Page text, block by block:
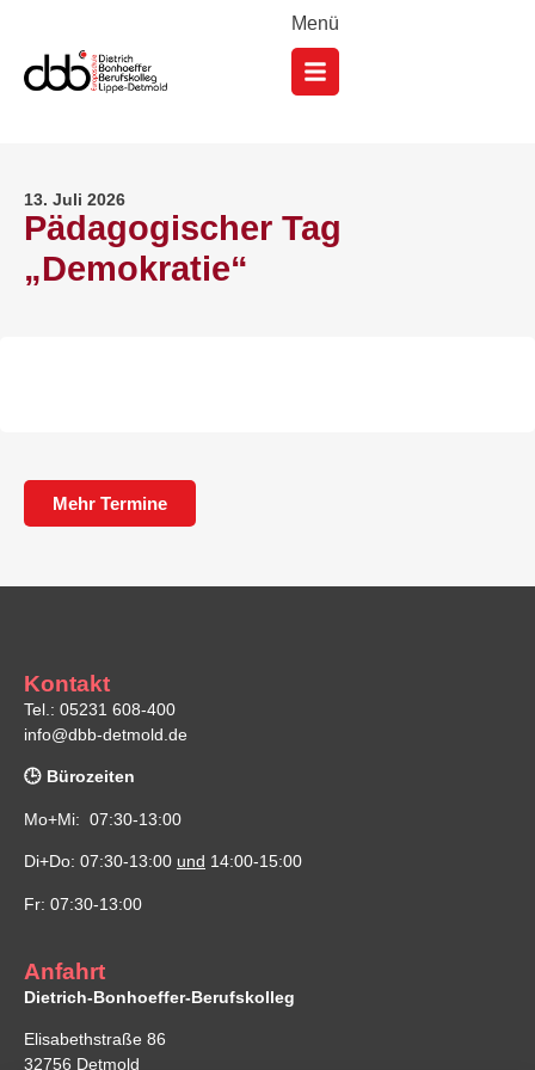
Menü
13. Juli 2026
Pädagogischer Tag
„Demokratie“
Mehr Termine
Kontakt
Tel.: 05231 608-400
info@dbb-detmold.de
🕒 Bürozeiten
Mo+Mi: 07:30-13:00
Di+Do: 07:30-13:00 und 14:00-15:00
Fr: 07:30-13:00
Anfahrt
Dietrich-Bonhoeffer-Berufskolleg
Elisabethstraße 86
32756 Detmold